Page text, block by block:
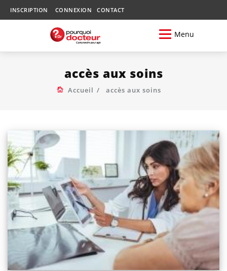
INSCRIPTION CONNEXION CONTACT
Menu
accès aux soins
Accueil accès aux soins